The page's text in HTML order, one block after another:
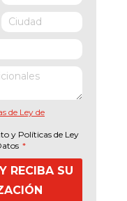
de Ley de
y Políticas de Ley
*
RECIBA SU